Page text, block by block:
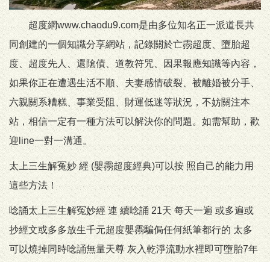
超度網www.chaodu9.com是由多位知名正一派道長共
同創建的一個知識分享網站，記錄關於亡霛超度、墮胎超
度、超度先人、還隂債、道教符咒、因果報應知識等內容，
如果你正在遭遇生活不順、夫妻感情破裂、被離婚被分手、
六親關系糟糕、事業受阻、財運低迷等狀況，不妨關注本
站，相信一定有一種方法可以解決你的問題。如需幫助，歡
迎line一對一溝通。
太上三生解冤妙 經 (嬰霛超度經典)可以按 照自己的能力用
這些方法！
唸誦太上三生解冤妙經 連 續唸誦 21天 每天一遍 或多遍或
抄經文或多多放生千元超度嬰霛騙侷任何紙筆都行的 太多
可以燒掉同時唸誦無量天尊 灰入乾淨流動水裡即可墮胎7年